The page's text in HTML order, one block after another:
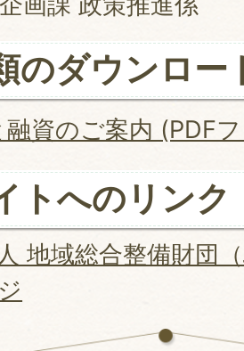
のダウンロー
資のご案内 (PDF
トへのリンク
地域総合整備財団